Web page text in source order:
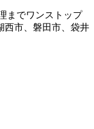
までワンストップ
西市、磐田市、袋井